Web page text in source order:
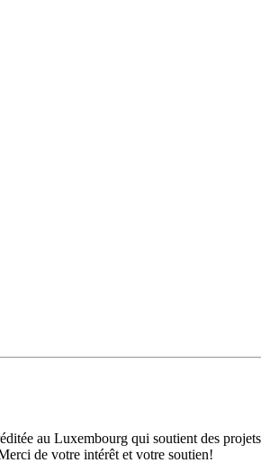
au Luxembourg qui soutient des
de votre intérêt et votre soutien!